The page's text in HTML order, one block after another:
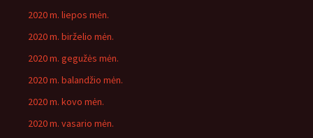
2020 m. liepos mėn.
2020 m. birželio mėn.
2020 m. gegužės mėn.
2020 m. balandžio mėn.
2020 m. kovo mėn.
2020 m. vasario mėn.